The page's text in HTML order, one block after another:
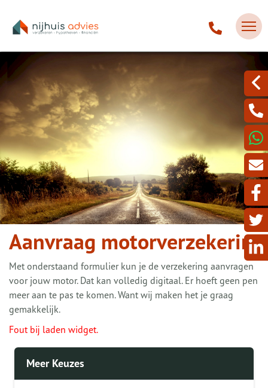
Aanvraag motorverzekering
Met onderstaand formulier kun je de verzekering aanvragen
voor jouw motor. Dat kan volledig digitaal. Er hoeft geen pen
meer aan te pas te komen. Want wij maken het je graag
gemakkelijk.
Fout bij laden widget.
Meer Keuzes